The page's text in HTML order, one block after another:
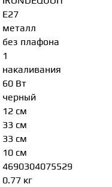
E27
металл
без плафона
1
накаливания
60 Вт
черный
12 см
33 см
33 см
10 см
4690304075529
0.77 кг